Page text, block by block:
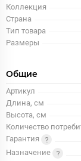
Коллекция
Страна
Тип товара
Размеры
Общие
Артикул
Длина, см
Высота, см
Количество
Гарантия
Назначение